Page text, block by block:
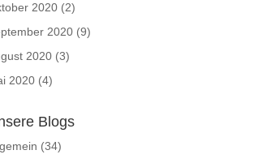
2020 (2)
2020 (9)
2020 (3)
2020 (4)
Blogs
(34)